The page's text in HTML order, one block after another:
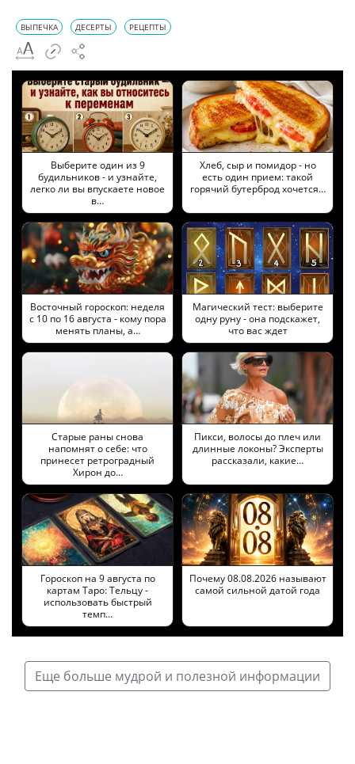
ВЫПЕЧКА ДЕСЕРТЫ РЕЦЕПТЫ
Выберите один из 9
будильников - и узнайте,
легко ли вы впускаете новое
в…
Хлеб, сыр и помидор - но
есть один прием: такой
горячий бутерброд хочется…
Восточный гороскоп: неделя
с 10 по 16 августа - кому пора
менять планы, а…
Магический тест: выберите
одну руну - она подскажет,
что вас ждет
Старые раны снова
напомнят о себе: что
принесет ретроградный
Хирон до…
Пикси, волосы до плеч или
длинные локоны? Эксперты
рассказали, какие…
Гороскоп на 9 августа по
картам Таро: Тельцу -
использовать быстрый
темп…
Почему 08.08.2026 называют
самой сильной датой года
Еще больше мудрой и полезной информации